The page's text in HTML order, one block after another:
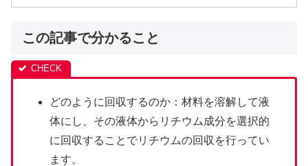
この記事で分かること
どのように回収するのか：材料を溶解して液
体にし、その液体からリチウム成分を選択的
に回収することでリチウムの回収を行ってい
ます。